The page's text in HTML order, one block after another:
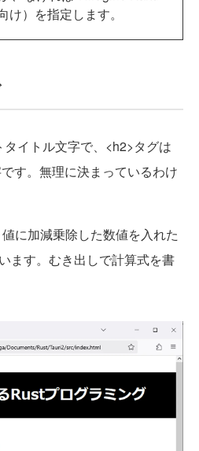
）を指定します。
イトル文字で、<h2>タグは
す。無理に決まっているわけ
に加減乗除した数値を入れた
ます。むき出しで計算式を書